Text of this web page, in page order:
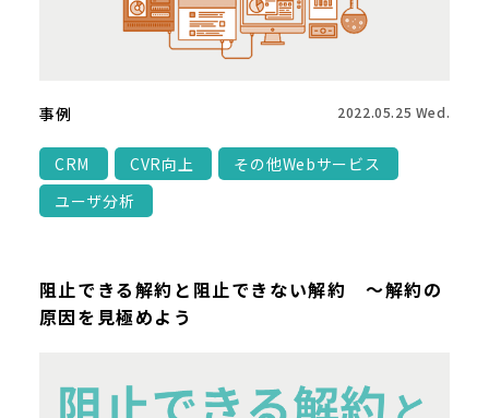
事例 2022.05.25 Wed.
CRM CVR向上
その他Webサービス
ユーザ分析
阻止できる解約と阻止できない解約 ～解約の
原因を見極めよう